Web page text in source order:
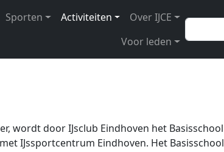
Sporten Activiteiten
Over IJCE
Voor leden
wordt door IJsclub Eindhoven het
IJssportcentrum Eindhoven. Het